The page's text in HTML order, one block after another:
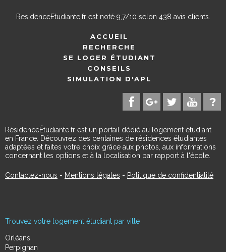
ResidenceEtudiante.frest noté 9,7/10 selon 438 avis clients.
ACCUEIL
RECHERCHE
SE LOGER ÉTUDIANT
CONSEILS
SIMULATION D'APL
RésidenceÉtudiante.fr est un portail dédié au logement étudiant
en France. Découvrez des centaines de résidences étudiantes
adaptées et faites votre choix grâce aux photos, aux informations
concernant les options et à la localisation par rapport à l'école.
Contactez-nous - Mentions légales - Politique de confidentialité
Trouvez votre logement étudiant par ville
Orléans
Perpignan